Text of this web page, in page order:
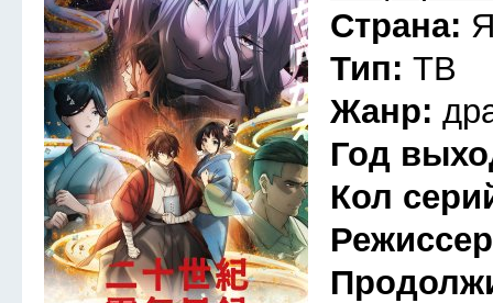
Страна:
Тип: ТВ
Жанр:
Год
Кол